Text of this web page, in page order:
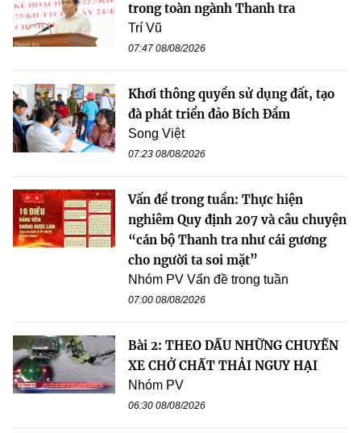
trong toàn ngành Thanh tra
Trí Vũ
07:47 08/08/2026
Khơi thông quyền sử dụng đất, tạo
đà phát triển đảo Bích Đầm
Song Việt
07:23 08/08/2026
Vấn đề trong tuần: Thực hiện
nghiêm Quy định 207 và câu chuyện
“cán bộ Thanh tra như cái gương
cho người ta soi mặt”
Nhóm PV Vấn đề trong tuần
07:00 08/08/2026
Bài 2: THEO DẤU NHỮNG CHUYẾN
XE CHỞ CHẤT THẢI NGUY HẠI
Nhóm PV
06:30 08/08/2026